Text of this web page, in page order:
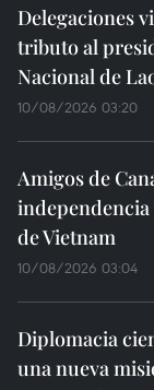
Delegaciones
tributo al
Nacional de
10/08/2026 03:20
Amigos de
de Vietnam
10/08/2026 03:04
Diplomacia
una nueva